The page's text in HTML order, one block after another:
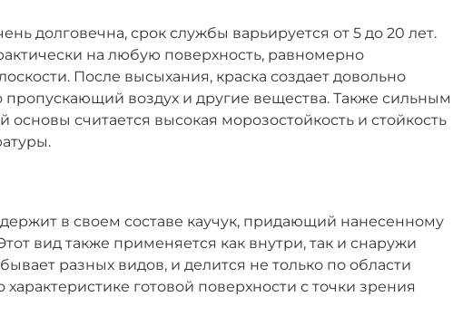
долговечна, срок службы варьируется от 5 до 20 лет.
на любую поверхность, равномерно
После высыхания, краска создает довольно
пропускающий воздух и другие вещества. Также сильным
считается высокая морозостойкость и стойкость
в своем составе каучук, придающий нанесенному
вид также применяется как внутри, так и снаружи
разных видов, и делится не только по области
готовой поверхности с точки зрения